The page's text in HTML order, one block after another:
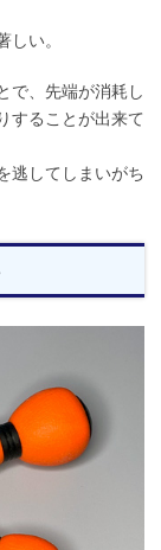
い。
で、先端が消耗し
することが出来て
逃してしまいがち